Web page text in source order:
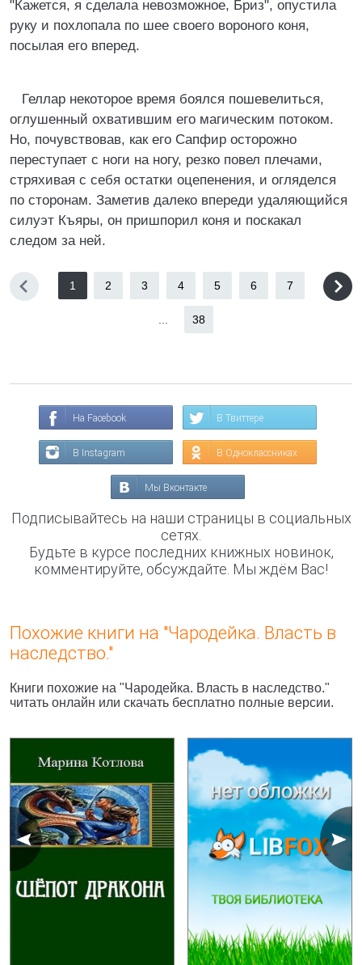
"Кажется, я сделала невозможное, Бриз", опустила
руку и похлопала по шее своего вороного коня,
посылая его вперед.
Геллар некоторое время боялся пошевелиться,
оглушенный охватившим его магическим потоком.
Но, почувствовав, как его Сапфир осторожно
переступает с ноги на ногу, резко повел плечами,
стряхивая с себя остатки оцепенения, и огляделся
по сторонам. Заметив далеко впереди удаляющийся
силуэт Къяры, он пришпорил коня и поскакал
следом за ней.
1 2 3 4 5 6 7
38
На Facebook В Твиттере
В Instagram В Одноклассниках
Мы Вконтакте
Подписывайтесь на наши страницы в социальных
сетях.
Будьте в курсе последних книжных новинок,
комментируйте, обсуждайте. Мы ждём Вас!
Похожие книги на "Чародейка. Власть в
наследство."
Книги похожие на "Чародейка. Власть в наследство."
читать онлайн или скачать бесплатно полные версии.